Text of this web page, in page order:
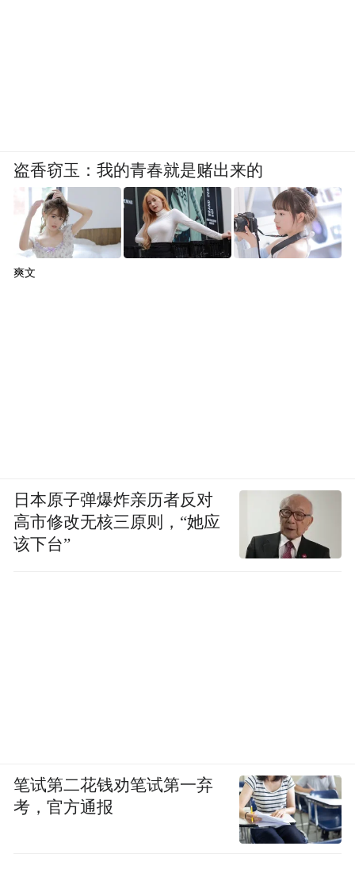
盗香窃玉：我的青春就是赌出来的
爽文
日本原子弹爆炸亲历者反对
高市修改无核三原则，“她应
该下台”
笔试第二花钱劝笔试第一弃
考，官方通报